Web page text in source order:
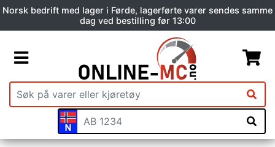
Norsk bedrift med lager i Førde, lagerførte varer sendes samme
dag ved bestilling før 13:00